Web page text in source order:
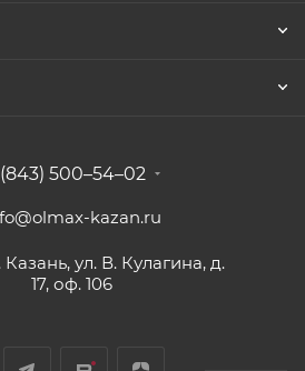
500–54–02
kazan.ru
Казань, ул. В. Кулагина, д.
17, оф. 106